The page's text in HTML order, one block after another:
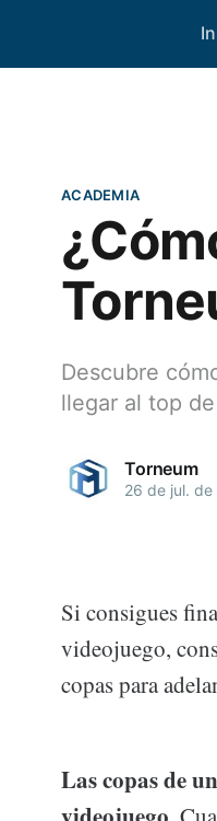
ACADEMIA
Descubre
llegar al top
Torneum
26 de jul. de
Si consigues
videojuego,
copas para
Las copas de